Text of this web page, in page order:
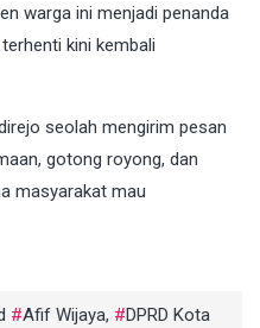
warga ini menjadi penanda
kini kembali
seolah mengirim pesan
gotong royong, dan
masyarakat mau
Afif Wijaya,
DPRD Kota